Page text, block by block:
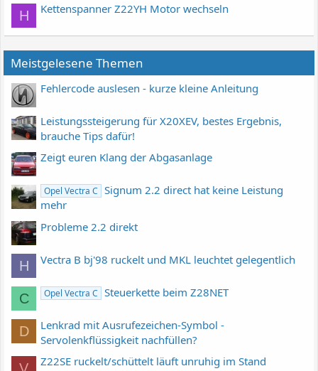
H Kettenspanner Z22YH Motor wechseln
Meistgelesene Themen
Fehlercode auslesen - kurze kleine Anleitung
Leistungssteigerung für X20XEV, bestes Ergebnis,
brauche Tips dafür!
Zeigt euren Klang der Abgasanlage
Opel Vectra C
Signum 2.2 direct hat keine Leistung
mehr
Probleme 2.2 direkt
H Vectra B bj'98 ruckelt und MKL leuchtet gelegentlich
C Opel Vectra C Steuerkette beim Z28NET
D
Lenkrad mit Ausrufezeichen-Symbol -
Servolenkflüssigkeit nachfüllen?
V Z22SE ruckelt/schüttelt läuft unruhig im Stand